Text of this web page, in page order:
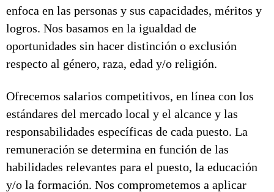
enfoca en las personas y sus capacidades, méritos y
logros. Nos basamos en la igualdad de
oportunidades sin hacer distinción o exclusión
respecto al género, raza, edad y/o religión.
Ofrecemos salarios competitivos, en línea con los
estándares del mercado local y el alcance y las
responsabilidades específicas de cada puesto. La
remuneración se determina en función de las
habilidades relevantes para el puesto, la educación
y/o la formación. Nos comprometemos a aplicar